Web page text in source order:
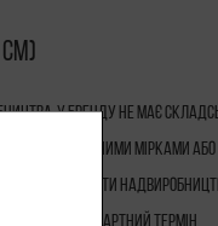
см)
У бренду не має
— за стандартними мірками або
уникати